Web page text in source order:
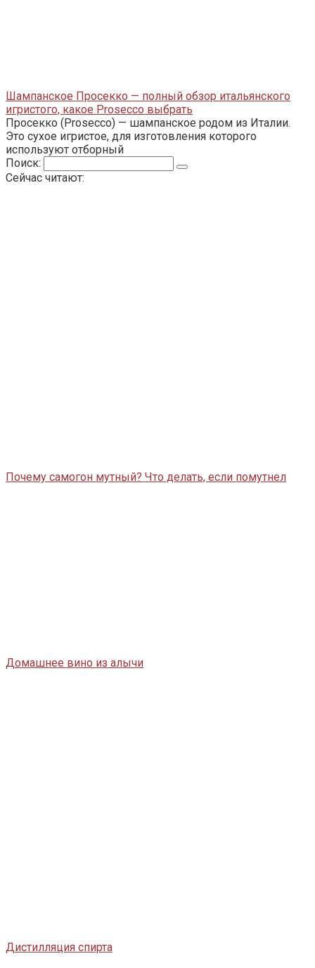
Шампанское Просекко — полный обзор итальянского
игристого, какое Prosecco выбрать
Просекко (Prosecco) — шампанское родом из Италии.
Это сухое игристое, для изготовления которого
используют отборный
Поиск:
Сейчас читают:
Почему самогон мутный? Что делать, если помутнел
Домашнее вино из алычи
Дистилляция спирта